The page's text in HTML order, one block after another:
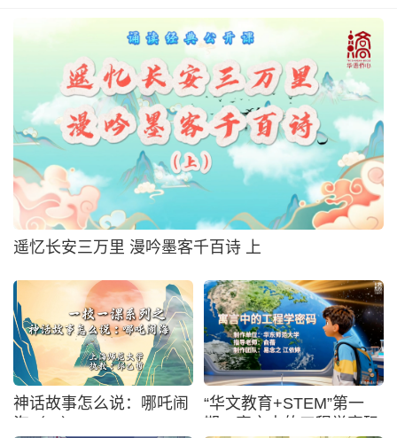
遥忆长安三万里 漫吟墨客千百诗 上
神话故事怎么说：哪吒闹
“华文教育+STEM”第一